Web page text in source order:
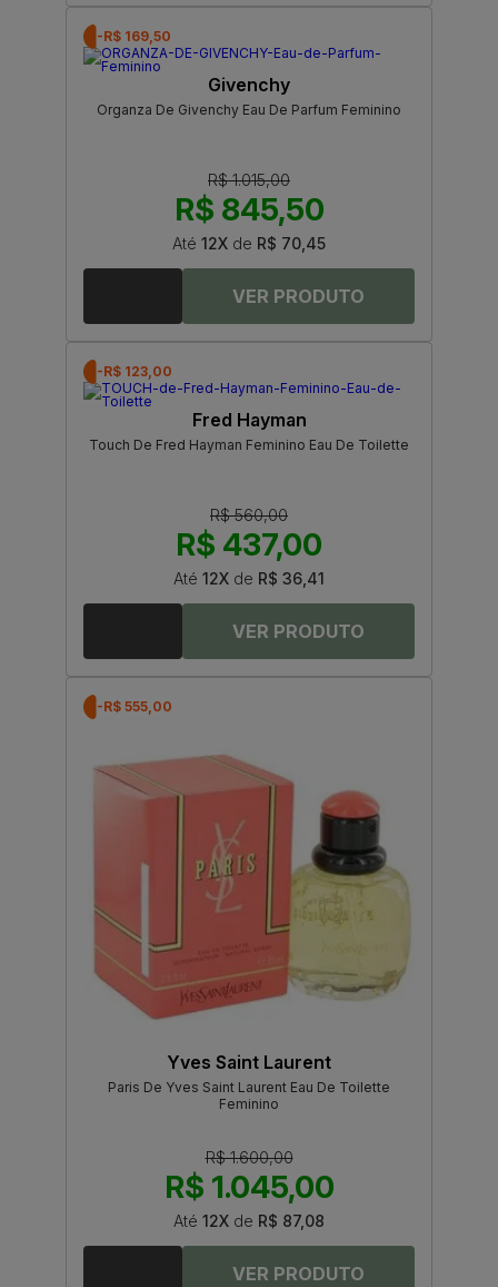
-R$ 169,50
Givenchy
Organza De Givenchy Eau De Parfum Feminino
R$ 1.015,00
R$ 845,50
Até 12X de R$ 70,45
-R$ 123,00
Fred Hayman
Touch De Fred Hayman Feminino Eau De Toilette
R$ 560,00
R$ 437,00
Até 12X de R$ 36,41
-R$ 555,00
Yves Saint Laurent
Paris De Yves Saint Laurent Eau De Toilette
Feminino
R$ 1.600,00
R$ 1.045,00
Até 12X de R$ 87,08